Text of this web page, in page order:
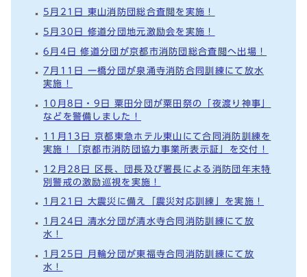
5月21日 東山消防団総合査閲を実施！
5月30日 修道分団地元激励会を実施！
6月4日 修道分団が京都市消防団総合査閲へ出場！
7月11日 一橋分団が泉涌寺消防合同訓練にて放水
実施！
10月8日・9日 粟田分団が粟田祭の「夜渡り神事」
などを警備しました！
11月13日 京都東急ホテル東山にて合同消防訓練を
実施！「京都市消防団協力事業所表示証」を交付！
12月28日 区長、団長及び署長による消防団年末特
別警戒の激励巡視を実施！
1月21日 大震災に備え「震災対応訓練」を実施！
1月24日 清水分団が清水寺合同消防訓練にて放
水！
1月25日 月輪分団が東福寺合同消防訓練にて放
水！